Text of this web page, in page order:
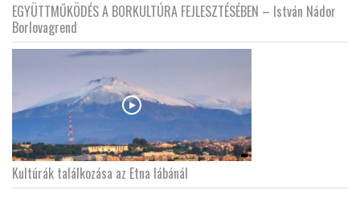
EGYÜTTMŰKÖDÉS A BORKULTÚRA FEJLESZTÉSÉBEN – István Nádor
Borlovagrend
Kultúrák találkozása az Etna lábánál